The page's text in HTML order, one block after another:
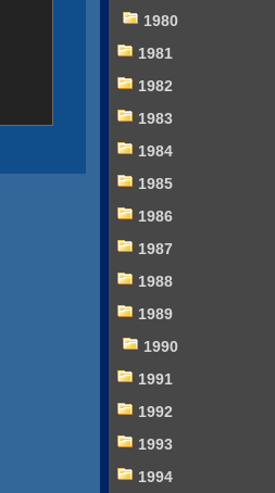
1980
1981
1982
1983
1984
1985
1986
1987
1988
1989
1990
1991
1992
1993
1994